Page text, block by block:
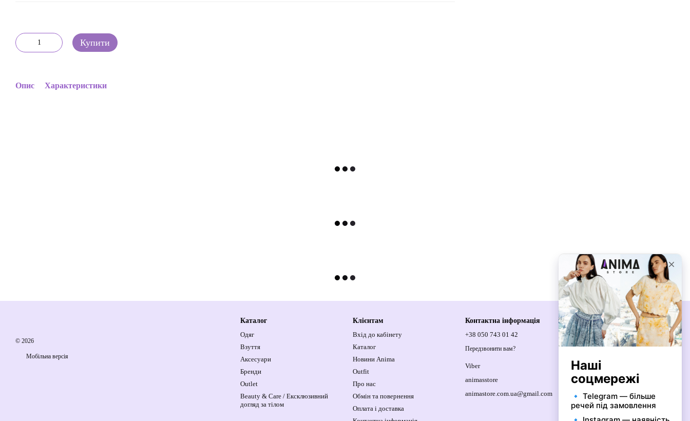
Купити
Опис Характеристики
© 2026
Мобільна версія
Каталог
Одяг
Взуття
Аксесуари
Бренди
Outlet
Beauty & Care / Ексклюзивний
догляд за тілом
Клієнтам
Вхід до кабінету
Каталог
Новини Anima
Outfit
Про нас
Обмін та повернення
Оплата і доставка
Контактна інформація
+38 050 743 01 42
Передзвонити вам?
Viber
animasstore
animastore.com.ua@gmail.com
Спортивна площа, 1, м.Київ, 01021,
Україна